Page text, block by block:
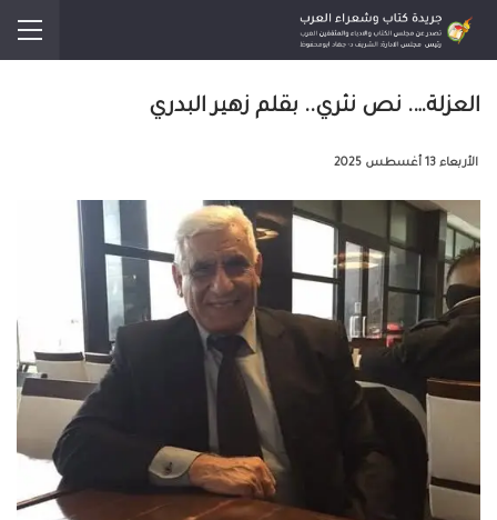
العزلة…. نص نثري.. بقلم زهير البدري
الأربعاء 13 أغسطس 2025